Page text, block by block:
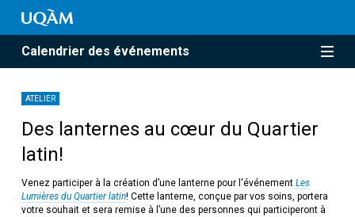
Calendrier des événements
ATELIER
Des lanternes au cœur du Quartier
latin!
Venez participer à la création d’une lanterne pour l'événement Les
Lumières du Quartier latin! Cette lanterne, conçue par vos soins, portera
votre souhait et sera remise à l’une des personnes qui participeront à